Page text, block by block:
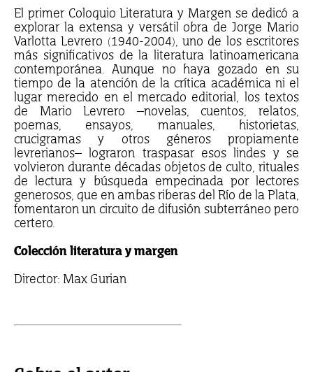
El primer Coloquio Literatura y Margen se dedicó a
explorar la extensa y versátil obra de Jorge Mario
Varlotta Levrero (1940-2004), uno de los escritores
más significativos de la literatura latinoamericana
contemporánea. Aunque no haya gozado en su
tiempo de la atención de la crítica académica ni el
lugar merecido en el mercado editorial, los textos
de Mario Levrero –novelas, cuentos, relatos,
poemas, ensayos, manuales, historietas,
crucigramas y otros géneros propiamente
levrerianos– lograron traspasar esos lindes y se
volvieron durante décadas objetos de culto, rituales
de lectura y búsqueda empecinada por lectores
generosos, que en ambas riberas del Río de la Plata,
fomentaron un circuito de difusión subterráneo pero
certero.
Colección literatura y margen
Director: Max Gurian